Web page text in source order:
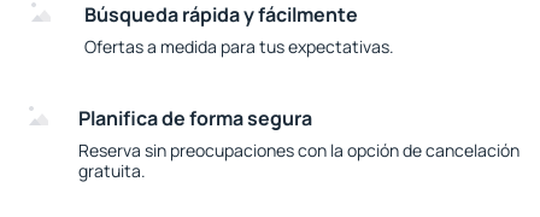
Búsqueda rápida y fácilmente
Ofertas a medida para tus expectativas.
Planifica de forma segura
Reserva sin preocupaciones con la opción de cancelación
gratuita.